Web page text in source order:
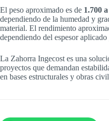
El peso aproximado es de 1.700
dependiendo de la humedad y
material. El rendimiento
dependiendo del espesor
La Zahorra Ingecost es una
proyectos que demandan
en bases estructurales y obras